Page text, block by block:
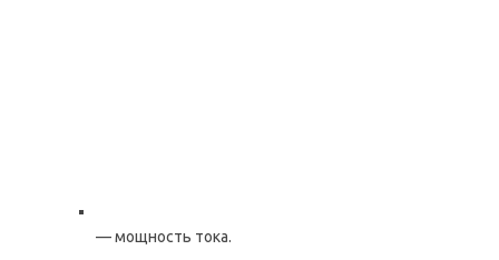
— мощность тока.